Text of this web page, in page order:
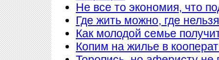
Не все то экономия, что
Где жить можно, где нельзя
Как молодой семье
Копим на жилье в